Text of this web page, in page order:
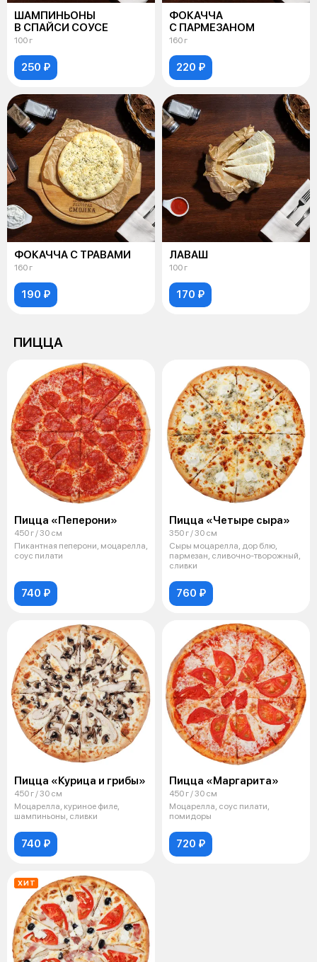
ШАМПИНЬОНЫ
В СПАЙСИ СОУСЕ
100 г
250 ₽
ФОКАЧЧА
С ПАРМЕЗАНОМ
160 г
220 ₽
ФОКАЧЧА С ТРАВАМИ
160 г
190 ₽
ЛАВАШ
100 г
170 ₽
ПИЦЦА
Пицца «Пеперони»
450 г / 30 см
Пикантная пеперони, моцарелла,
соус пилати
740 ₽
Пицца «Четыре сыра»
350 г / 30 см
Сыры моцарелла, дор блю,
пармезан, сливочно-творожный,
сливки
760 ₽
Пицца «Курица и грибы»
450 г / 30 см
Моцарелла, куриное филе,
шампиньоны, сливки
740 ₽
Пицца «Маргарита»
450 г / 30 см
Моцарелла, соус пилати,
помидоры
720 ₽
ХИТ